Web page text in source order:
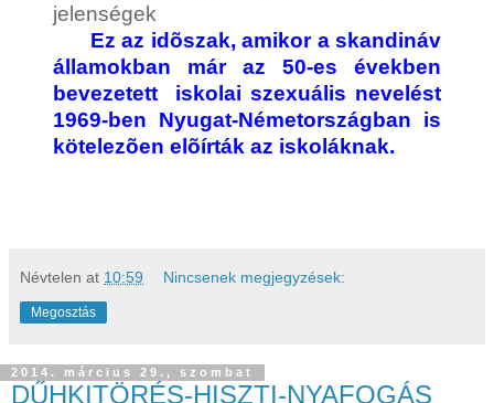
jelenségek
Ez az idõszak, amikor a skandináv
államokban már az 50-es években
bevezetett iskolai szexuális nevelést
1969-ben Nyugat-Németországban is
kötelezõen elõírták az iskoláknak.
Névtelen at 10:59 Nincsenek megjegyzések:
Megosztás
2014. március 29., szombat
DŰHKITÖRÉS-HISZTI-NYAFOGÁS